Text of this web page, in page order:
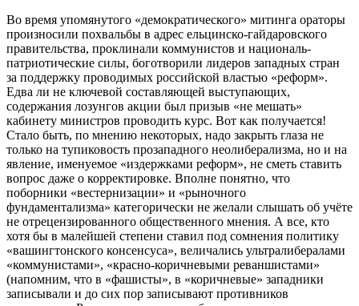
Во время упомянутого «демократического» митинга ораторы
произносили похвальбы в адрес ельцинско-гайдаровского
правительства, проклинали коммунистов и националь-
патриотические силы, боготворили лидеров западных стран
за поддержку проводимых российской властью «реформ».
Едва ли не ключевой составляющей выступающих,
содержания лозунгов акции был призыв «не мешать»
кабинету министров проводить курс. Вот как получается!
Стало быть, по мнению некоторых, надо закрыть глаза не
только на тупиковость прозападного неолиберализма, но и на
явление, именуемое «издержками реформ», не сметь ставить
вопрос даже о корректировке. Вполне понятно, что
поборники «вестернизации» и «рыночного
фундаментализма» категорически не желали слышать об учёте
не отрецензированного общественного мнения. А все, кто
хотя бы в малейшей степени ставил под сомнения политику
«вашингтонского консенсуса», величались ультралибералами
«коммунистами», «красно-коричневыми реваншистами»
(напомним, что в «фашисты», в «коричневые» западники
записывали и до сих пор записывают противников